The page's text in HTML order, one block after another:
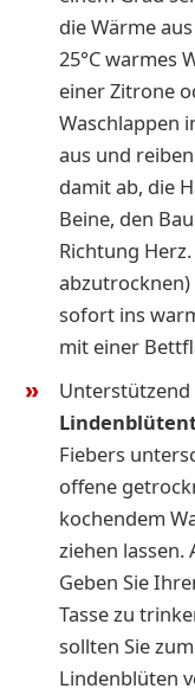
die Wärme
25°C warmes
einer Zitrone
Waschlappen
aus und
damit ab, die
Beine, den
Richtung
abzutrocknen)
sofort ins
mit einer
Fiebers
offene
kochendem
ziehen lassen.
Geben Sie
Tasse zu
sollten Sie
Lindenblüten